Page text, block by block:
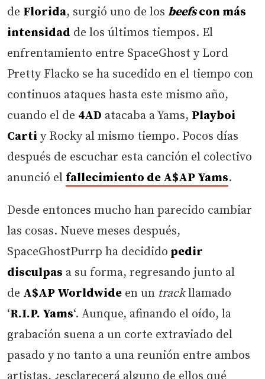
de Florida, surgió uno de los beefscon más
intensidad de los últimos tiempos. El
enfrentamiento entre SpaceGhost y Lord
Pretty Flacko se ha sucedido en el tiempo con
continuos ataques hasta este mismo año,
cuando el de 4AD atacaba a Yams, Playboi
Carti y Rocky al mismo tiempo. Pocos días
después de escuchar esta canción el colectivo
anunció el fallecimiento de A$AP Yams.
Desde entonces mucho han parecido cambiar
las cosas. Nueve meses después,
SpaceGhostPurrp ha decidido pedir
disculpas a su forma, regresando junto al
de A$AP Worldwide en un trackllamado
‘R.I.P. Yams‘. Aunque, afinando el oído, la
grabación suena a un corte extraviado del
pasado y no tanto a una reunión entre ambos